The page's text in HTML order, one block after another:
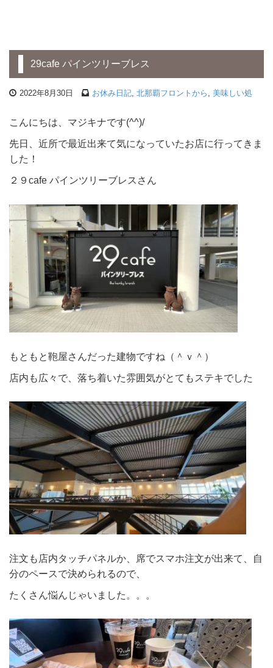
29cafe パインツリーブレス
2022年8月30日 お休み日記, 北那覇フロントから , 美味しい処
こんにちは、マジキナです(^^)/
先日、近所で最近出来て気になっていたお店に行ってきま
した！
２９cafe パインツリーブレスさん
もともと鞄屋さんだった建物ですね（＾ｖ＾）
店内も広々で、落ち着いた雰囲気がとてもステキでした
注文も店内タッチパネルか、席でスマホ注文が出来て、自
分のペースで決められるので、
たくさん悩んじゃいました。。。